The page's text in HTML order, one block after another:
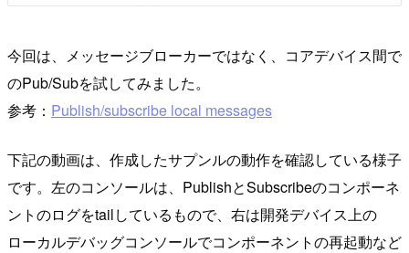
今回は、メッセージブローカーではなく、コアデバイス間で
のPub/Subを試してみました。
参考： Publish/subscribe local messages
下記の動画は、作成したサプンルの動作を確認している様子
です。左のコンソールは、PublishとSubscribeのコンポーネ
ントのログをtailしているもので、右は開発デバイス上の
ローカルデバッグコンソールでコンポーネントの再起動など